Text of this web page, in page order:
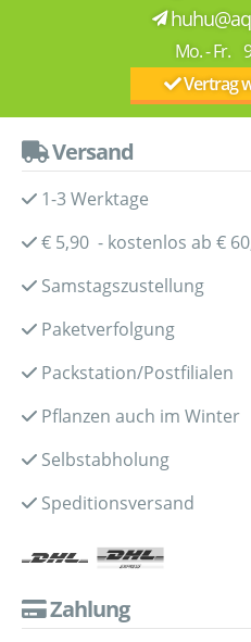
Mo. - Fr.
Vertrag
Versand
1-3 Werktage
€ 5,90 - kostenlos ab €
Samstagszustellung
Paketverfolgung
Packstation/Postfilialen
Pflanzen auch im Winter
Selbstabholung
Speditionsversand
Zahlung